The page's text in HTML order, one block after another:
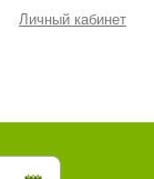
Личный кабинет